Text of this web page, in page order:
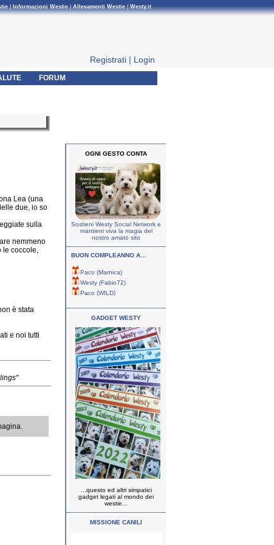
| Informazioni Westie|Allevamenti Westie|Westy.it
Registrati | Login
FORUM
Lea (una
due, io so
sulla
nemmeno
le coccole,
è stata
e noi tutti
OGNI GESTO CONTA
Sostieni Westy Social Network e
mantieni viva la magia del
nostro amato sito
BUON COMPLEANNO A...
Paco (Marnica)
Westy (Fabio72)
Paco (WILD)
GADGET WESTY
...questo ed altri simpatici
gadget legati al mondo dei
westie...
MISSIONE CANILI